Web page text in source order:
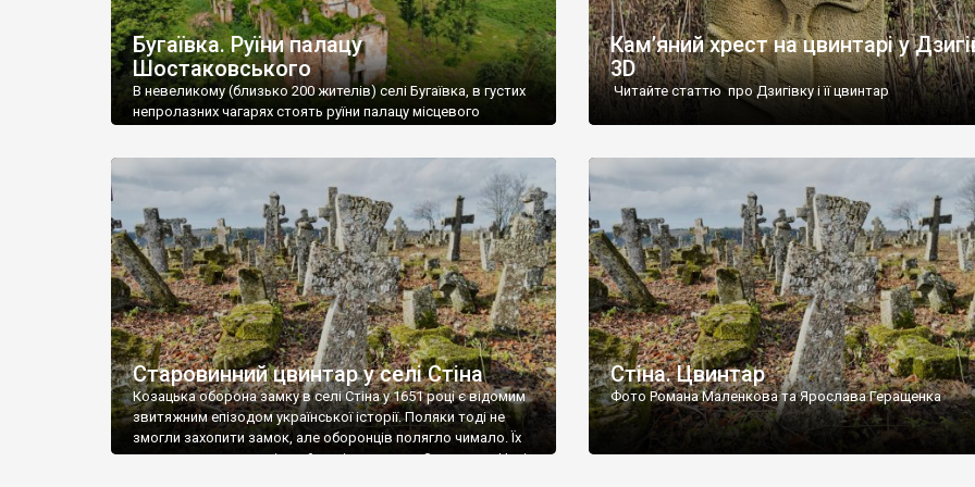
Бугаївка. Руїни палацу
Шостаковського
В невеликому (близько 200 жителів) селі Бугаївка, в густих
непролазних чагарях стоять руїни палацу місцевого
потім клуб, ще пізніше – гуртожиток. У 60-х роках минулого
століття тут розмістили туберкульозну лікарню. Коли із
палацу виїхала лікарня – ми точно не […]
Кам’яний хрест на цвинтарі у
3D
Читайте статтю про Дзигівку і її цвинтар
Старовинний цвинтар у селі Стіна
Козацька оборона замку в селі Стіна у 1651 році є відомим
звитяжним епізодом української історії. Поляки тоді не
змогли захопити замок, але оборонців полягло чимало. Їх
поховали на цвинтарі, який тоді називався Замковим. Нині
Стіна. Цвинтар
Фото Романа Маленкова та Ярослава Геращенка